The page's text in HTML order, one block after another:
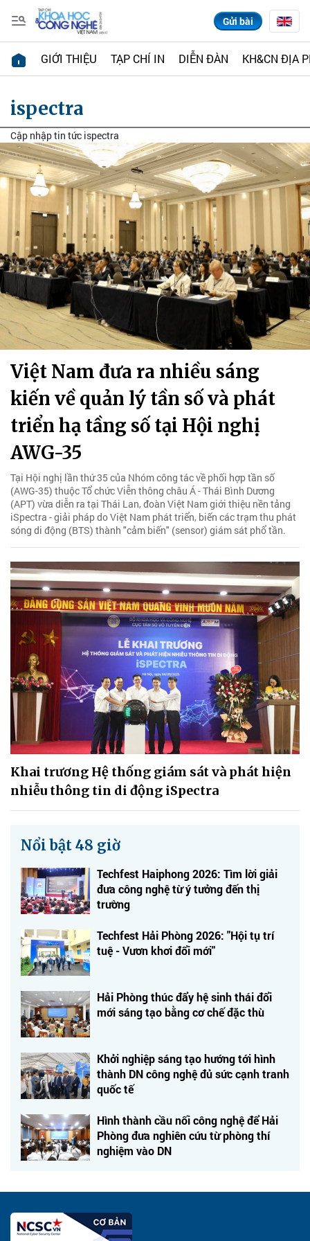
Gửi bài
GIỚI THIỆU TẠP CHÍ IN DIỄN ĐÀN KH&CN ĐỊA
ispectra
Cập nhập tin tức ispectra
Việt Nam đưa ra nhiều sáng
kiến về quản lý tần số và phát
triển hạ tầng số tại Hội nghị
AWG-35
Tại Hội nghị lần thứ 35 của Nhóm công tác về phối hợp tần số
(AWG-35) thuộc Tổ chức Viễn thông châu Á - Thái Bình Dương
(APT) vừa diễn ra tại Thái Lan, đoàn Việt Nam giới thiệu nền tảng
iSpectra - giải pháp do Việt Nam phát triển, biến các trạm thu phát
sóng di động (BTS) thành "cảm biến" (sensor) giám sát phổ tần.
Khai trương Hệ thống giám sát và phát hiện
nhiễu thông tin di động iSpectra
Nổi bật 48 giờ
Techfest Haiphong 2026: Tìm lời giải
đưa công nghệ từ ý tưởng đến thị
trường
Techfest Hải Phòng 2026: "Hội tụ trí
tuệ - Vươn khơi đổi mới"
Hải Phòng thúc đẩy hệ sinh thái đổi
mới sáng tạo bằng cơ chế đặc thù
Khởi nghiệp sáng tạo hướng tới hình
thành DN công nghệ đủ sức cạnh tranh
quốc tế
Hình thành cầu nối công nghệ để Hải
Phòng đưa nghiên cứu từ phòng thí
nghiệm vào DN